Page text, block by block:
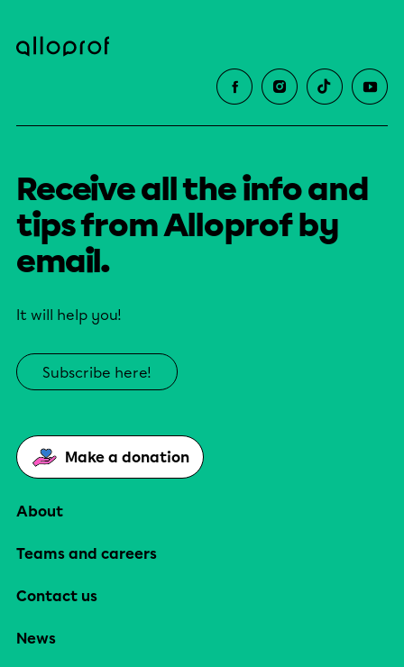
Receive all the info and
tips from Alloprof by
email.
It will help you!
Subscribe here!
Make a donation
About
Teams and careers
Contact us
News